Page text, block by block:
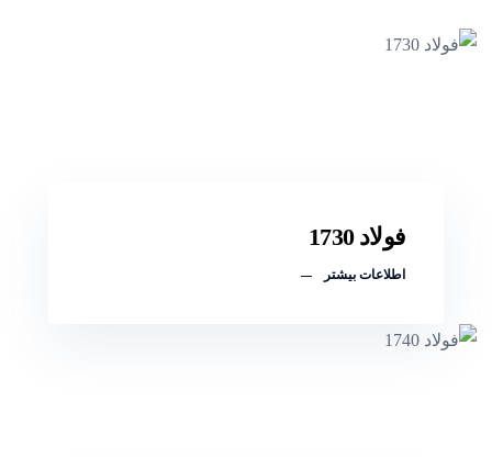
فولاد 1730
اطلاعات بیشتر